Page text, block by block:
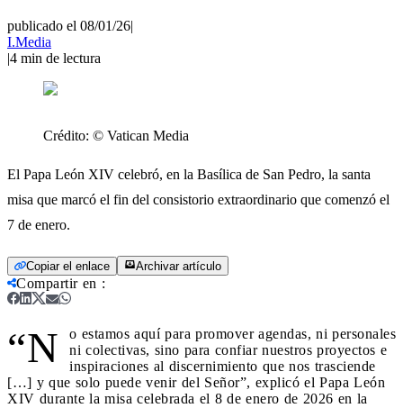
publicado el 08/01/26|
I.Media
|4 min de lectura
Crédito: © Vatican Media
El Papa León XIV celebró, en la Basílica de San Pedro, la santa
misa que marcó el fin del consistorio extraordinario que comenzó el
7 de enero.
Copiar el enlace Archivar artículo
Compartir en :
“N
o estamos aquí para promover agendas, ni personales
ni colectivas, sino para confiar nuestros proyectos e
inspiraciones al discernimiento que nos trasciende
[…] y que solo puede venir del Señor”, explicó el Papa León
XIV durante la misa celebrada el 8 de enero de 2026 en la